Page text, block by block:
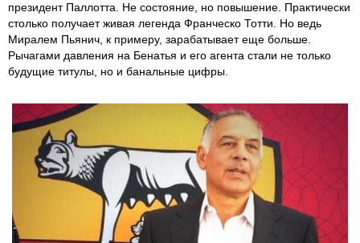
президент Паллотта. Не состояние, но повышение. Практически
столько получает живая легенда Франческо Тотти. Но ведь
Миралем Пьянич, к примеру, зарабатывает еще больше.
Рычагами давления на Бенатья и его агента стали не только
будущие титулы, но и банальные цифры.